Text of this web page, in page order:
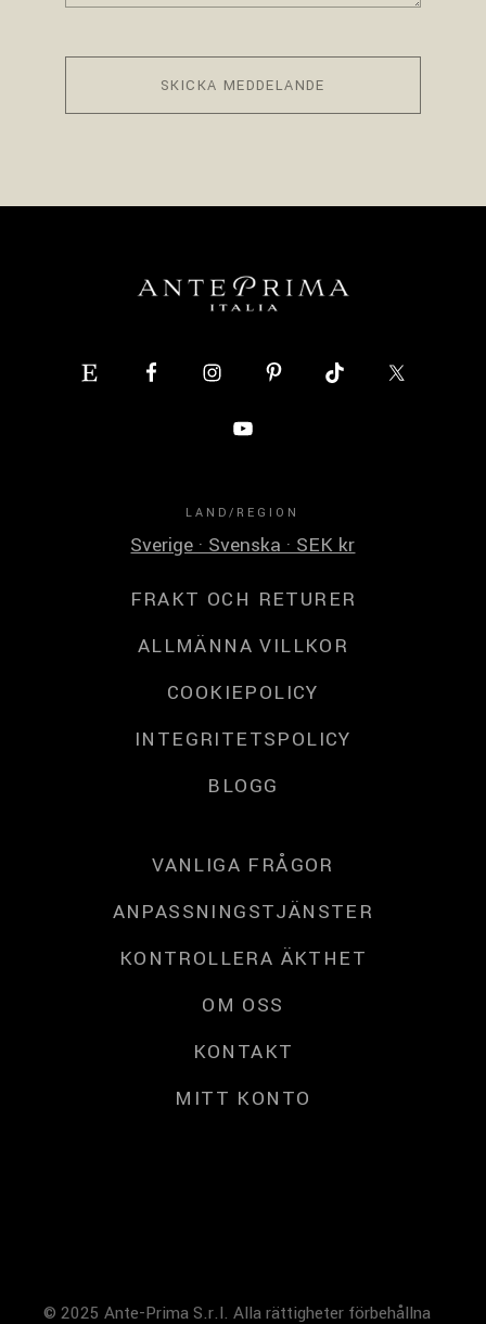
SKICKA MEDDELANDE
LAND/REGION
Sverige · Svenska · SEK kr
FRAKT OCH RETURER
ALLMÄNNA VILLKOR
COOKIEPOLICY
INTEGRITETSPOLICY
BLOGG
VANLIGA FRÅGOR
ANPASSNINGSTJÄNSTER
KONTROLLERA ÄKTHET
OM OSS
KONTAKT
MITT KONTO
© 2025 Ante-Prima S.r.l. Alla rättigheter förbehållna